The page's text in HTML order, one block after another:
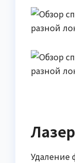
Лазер
Удаление